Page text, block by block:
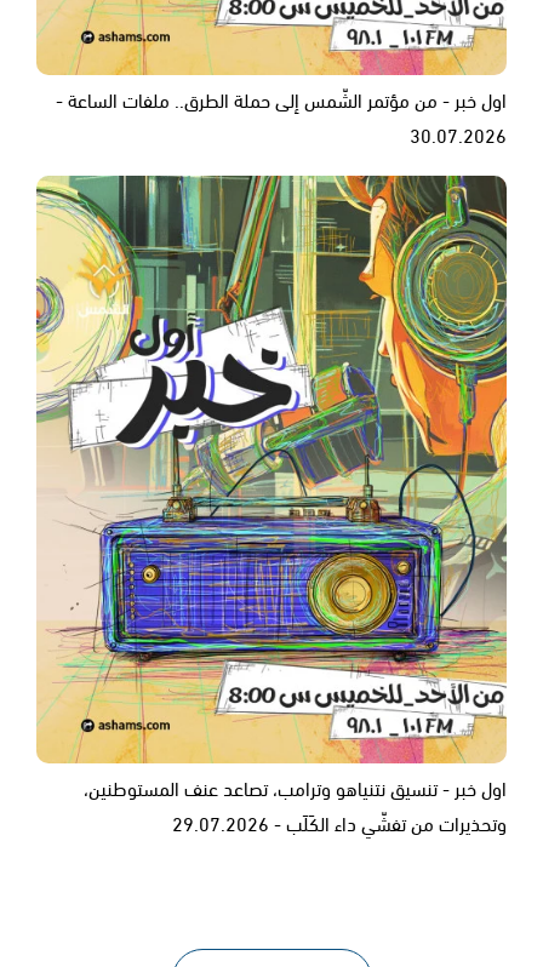
اول خبر - من مؤتمر الشّمس إلى حملة الطرق.. ملفات الساعة -
30.07.2026
اول خبر - تنسيق نتنياهو وترامب، تصاعد عنف المستوطنين،
وتحذيرات من تفشّي داء الكَلَب - 29.07.2026